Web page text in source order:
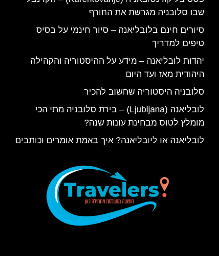
שבו סלובניה מגרשת את החורף
סיורים חינם בלובליאנה – סיור חינמי על בסיס
טיפים למדריך
יהדות לובליאנה – מידע על ההיסטוריה והקהילה
היהודית מאז ועד היום
סלובניה היסטוריה שחשוב להכיר
לובליאנה (Ljubljana) – בירת סלובניה מתי הכי
מומלץ לטוס מבחינת עונות שנה?
לובליאנה או ליובליאנה? איך באמת אומרים וכותבים